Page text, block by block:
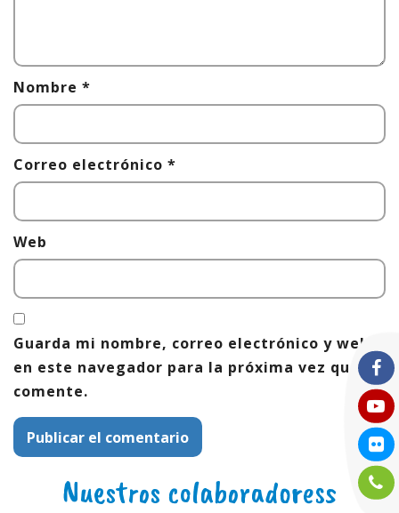
Nombre *
Correo electrónico *
Web
Guarda mi nombre, correo electrónico y web
en este navegador para la próxima vez que
comente.
Nuestros colaboradoress